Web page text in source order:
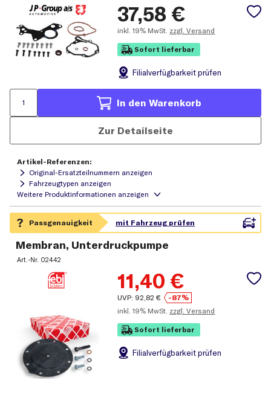
37,58 €
inkl. 19% MwSt. zzgl. Versand
Sofort lieferbar
Filialverfügbarkeit prüfen
In den Warenkorb
Zur Detailseite
Artikel-Referenzen:
Original-Ersatzteilnummern anzeigen
Fahrzeugtypen anzeigen
Membran, Unterdruckpumpe
Art.-Nr. 02442
11,40 €
UVP: 92,82 €
-87%
inkl. 19% MwSt. zzgl. Versand
Sofort lieferbar
Filialverfügbarkeit prüfen